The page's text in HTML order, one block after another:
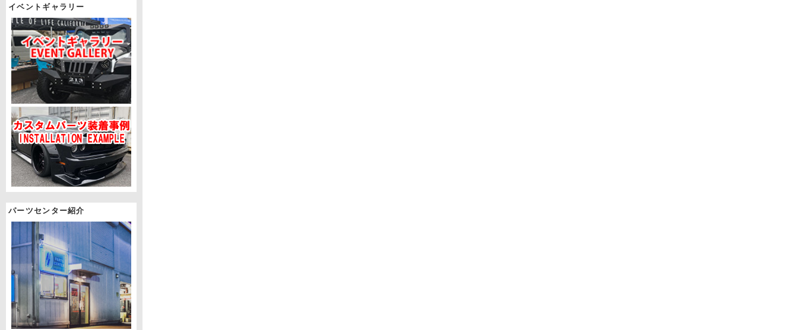
イベントギャラリー
パーツセンター紹介